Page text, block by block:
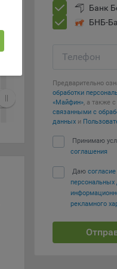
Банк
БНБ-
Телефон
Предварительно
обработки
«Майфин», а также
связанными с
данных и
Принимаю
соглашения
Даю
персональных
рекламного